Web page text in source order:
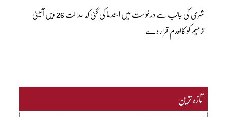
شہری کی جانب سے درخواست میں استدعا کی گئی کہ عدالت 26 ویں آئینی
ترمیم کو کالعدم قرار دے۔
تازہ ترین